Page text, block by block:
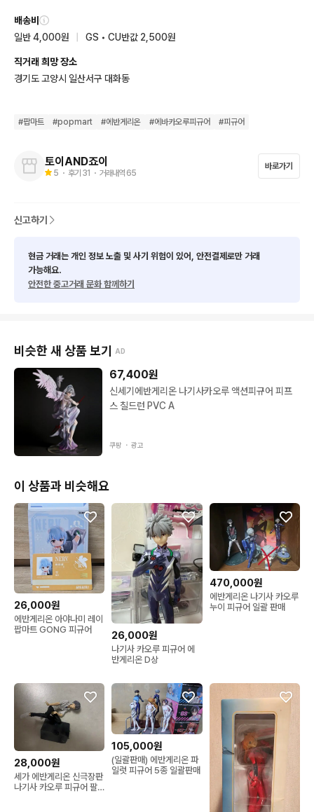
배송비
일반 4,000원
GS • CU반값 2,500원
직거래 희망 장소
경기도 고양시 일산서구 대화동
#팝마트 #popmart #에반게리온 #에바카오루피규어 #피규어
토이AND죠이
5 ・ 후기 31 ・ 거래내역 65
바로가기
신고하기
현금 거래는 개인 정보 노출 및 사기 위험이 있어, 안전결제로만 거래
가능해요.
안전한 중고거래 문화 함께하기
비슷한 새 상품 보기 AD
67,400원
신세기에반게리온 나기사카오루 액션피규어 피프
스 칠드런 PVC A
쿠팡 ・ 광고
이 상품과 비슷해요
26,000원
에반게리온 아야나미 레이
팝마트 GONG 피규어
26,000원
나기사 카오루 피규어 에
반게리온 D상
470,000원
에반게리온 나기사 카오루
누이 피규어 일괄 판매
28,000원
세가 에반게리온 신극장판
나기사 카오루 피규어 팔
105,000원
(일괄판매) 에반게리온 파
일럿 피규어 5종 일괄판매